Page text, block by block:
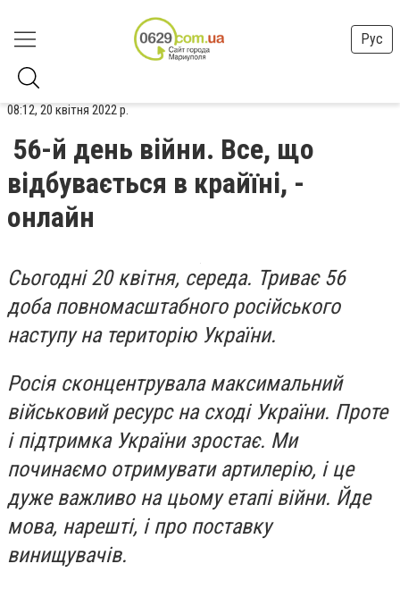
Рус
08:12, 20 квітня 2022 р.
56-й день війни. Все, що
відбувається в крайїні, -
онлайн
Сьогодні 20 квітня, середа. Триває 56
доба повномасштабного російського
наступу на територію України.
Росія сконцентрувала максимальний
військовий ресурс на сході України. Проте
і підтримка України зростає. Ми
починаємо отримувати артилерію, і це
дуже важливо на цьому етапі війни. Йде
мова, нарешті, і про поставку
винищувачів.